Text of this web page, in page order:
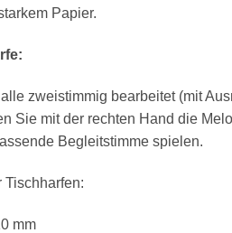
Papier.
zweistimmig bearbeitet (mit
Sie mit der rechten Hand die
Begleitstimme spielen.
Tischharfen:
mm